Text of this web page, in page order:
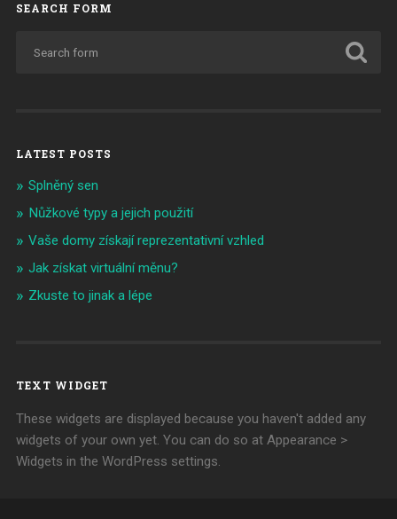
SEARCH FORM
LATEST POSTS
Splněný sen
Nůžkové typy a jejich použití
Vaše domy získají reprezentativní vzhled
Jak získat virtuální měnu?
Zkuste to jinak a lépe
TEXT WIDGET
These widgets are displayed because you haven't added any
widgets of your own yet. You can do so at Appearance >
Widgets in the WordPress settings.